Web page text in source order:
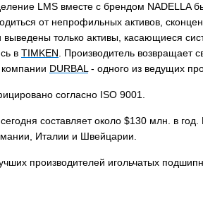
LMS вместе с брендом NADELLA
от непрофильных активов,
только активы, касающиеся
в TIMKEN . Производитель возвращает
DURBAL - одного из ведущих
согласно ISO 9001.
составляет около $130 млн. в
Италии и Швейцарии.
производителей игольчатых